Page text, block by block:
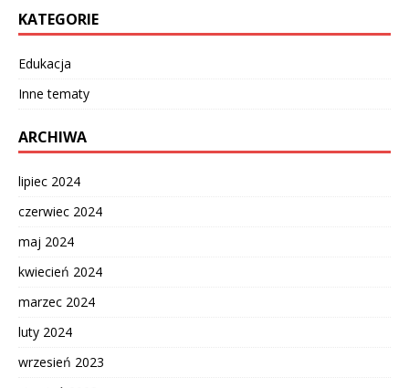
KATEGORIE
Edukacja
Inne tematy
ARCHIWA
lipiec 2024
czerwiec 2024
maj 2024
kwiecień 2024
marzec 2024
luty 2024
wrzesień 2023